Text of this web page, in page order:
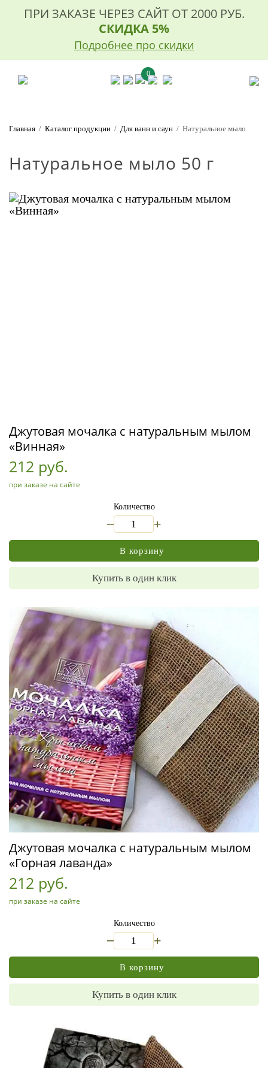
ПРИ ЗАКАЗЕ ЧЕРЕЗ САЙТ ОТ 2000 РУБ.
СКИДКА 5%
Подробнее про скидки
0
Главная Каталог продукции Для ванн и саун Натуральное мыло
Натуральное мыло 50 г
Джутовая мочалка с натуральным мылом
«Винная»
212 руб.
при заказе на сайте
Количество
+
В корзину
Купить в один клик
Джутовая мочалка с натуральным мылом
«Горная лаванда»
212 руб.
при заказе на сайте
Количество
+
В корзину
Купить в один клик